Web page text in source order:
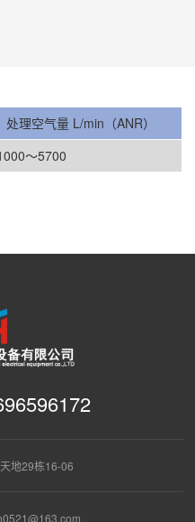
处理空气量 L/min（ANR）
～5700
地29栋16-06